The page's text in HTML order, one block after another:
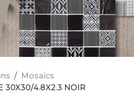
Mosaics
30X30/4.8X2.3 NOIR